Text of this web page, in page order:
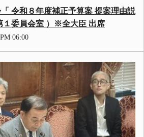
令和８年度補正予算案 提案理由説
１委員会室 ）※全大臣 出席
06:00